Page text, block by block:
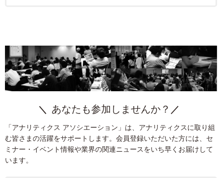
データクリーンルーム
DMP ターゲティング 課題発見
Cookie
生成AI
EC ダッシュボード 運用型広告
インサイドセールス
SPA
Google Analytics データ統合 Adobe Analytics
SFA
Firebase
KPI ヒートマップ分析 AI
プライバシー保護
クリエイティブ
LPO ビジュアライズ CRM
モバイルアプリ
Google Search Console
Facebook広告 AI広告
Tableau
ユーザー分析
Google Data Portal リスティング広告
P-MAX
webマーケター
あなたも参加しませんか？
「アナリティクス アソシエーション」は、アナリティクスに取り組
む皆さまの活躍をサポートします。会員登録いただいた方には、セ
ミナー・イベント情報や業界の関連ニュースをいち早くお届けして
います。